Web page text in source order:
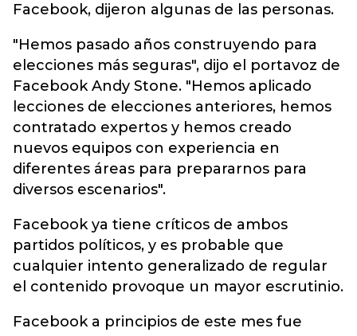
Facebook, dijeron algunas de las personas.
"Hemos pasado años construyendo para
elecciones más seguras", dijo el portavoz de
Facebook Andy Stone. "Hemos aplicado
lecciones de elecciones anteriores, hemos
contratado expertos y hemos creado
nuevos equipos con experiencia en
diferentes áreas para prepararnos para
diversos escenarios".
Facebook ya tiene críticos de ambos
partidos políticos, y es probable que
cualquier intento generalizado de regular
el contenido provoque un mayor escrutinio.
Facebook a principios de este mes fue